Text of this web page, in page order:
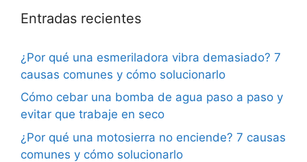
Entradas recientes
¿Por qué una esmeriladora vibra demasiado? 7
causas comunes y cómo solucionarlo
Cómo cebar una bomba de agua paso a paso y
evitar que trabaje en seco
¿Por qué una motosierra no enciende? 7 causas
comunes y cómo solucionarlo